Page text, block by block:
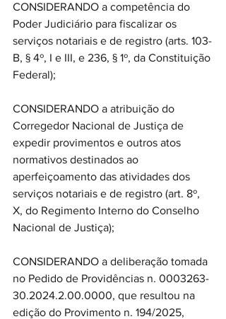
CONSIDERANDO a competência do
Poder Judiciário para fiscalizar os
serviços notariais e de registro (arts. 103-
B, § 4º, I e III, e 236, § 1º, da Constituição
Federal);
CONSIDERANDO a atribuição do
Corregedor Nacional de Justiça de
expedir provimentos e outros atos
normativos destinados ao
aperfeiçoamento das atividades dos
serviços notariais e de registro (art. 8º,
X, do Regimento Interno do Conselho
Nacional de Justiça);
CONSIDERANDO a deliberação tomada
no Pedido de Providências n. 0003263-
30.2024.2.00.0000, que resultou na
edição do Provimento n. 194/2025,